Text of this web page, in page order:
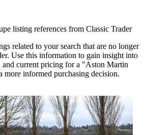
listing references from Classic Trader
related to your search that are no longer
Use this information to gain insight into
and current pricing for a "Aston Martin
more informed purchasing decision.